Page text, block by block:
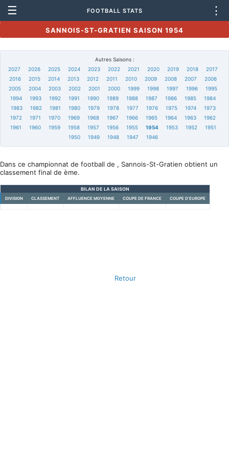
☰ FOOTBALL STATS ⋮
SANNOIS-ST-GRATIEN SAISON 1954
Autres Saisons :
2027
2026 2025 2024 2023 2022 2021 2020 2019 2018
2017
2016
2015 2014 2013 2012 2011 2010 2009 2008 2007
2006
2005
2004 2003 2002 2001 2000 1999 1998 1997 1996
1995
1994
1993 1992 1991 1990 1989 1988 1987 1986 1985
1984
1983
1982 1981 1980 1979 1978 1977 1976 1975 1974
1973
1972
1971 1970 1969 1968 1967 1966 1965 1964 1963
1962
1961
1960 1959 1958 1957 1956 1955 1954 1953 1952
1951
1950
1949 1948 1947 1946
Dans ce championnat de football de , Sannois-St-Gratien obtient un
classement final de ème.
BILAN DE LA SAISON
DIVISION CLASSEMENT AFFLUENCE MOYENNE COUPE DE FRANCE COUPE D'EUROPE
Retour